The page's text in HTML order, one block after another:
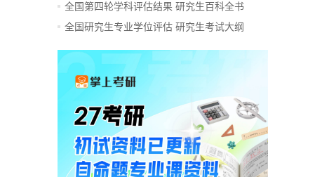
全国第四轮学科评估结果 研究生百科全书
全国研究生专业学位评估 研究生考试大纲